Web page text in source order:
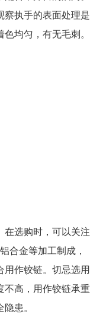
察执手的表面处理是
均匀，有无毛刺。
在选购时，可以关注
合金等加工制成，
用作铰链。切忌选用
不高，用作铰链承重
患。